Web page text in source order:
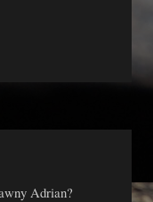
Adrian?